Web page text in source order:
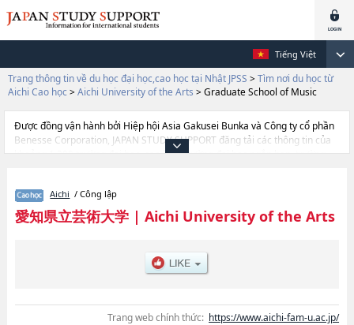
Tiếng Việt
Trang thông tin về du học đại học,cao học tại Nhật JPSS > Tìm nơi du học từ
Aichi Cao học > Aichi University of the Arts > Graduate School of Music
Được đồng vận hành bởi Hiệp hội Asia Gakusei Bunka và Công ty cổ phần
Benesse Corporation, JAPAN STUDY SUPPORT đăng tải các thông tin của
khoảng 1.300 trường đại học, cao học, trường đại học ngắn hạn, trường
thông tin cần thiết dành cho du học sinh, như là về các Graduate School of
Fine ArtshoặcGraduate School of Music, thông tin về từng khoa nghiên
cứu, thông tin liên quan đến thi tuyển như số lượng tuyển sinh, số lượng
Aichi / Công lập
愛知県立芸術大学| Aichi University of the Arts
Trang web chính thức: https://www.aichi-fam-u.ac.jp/